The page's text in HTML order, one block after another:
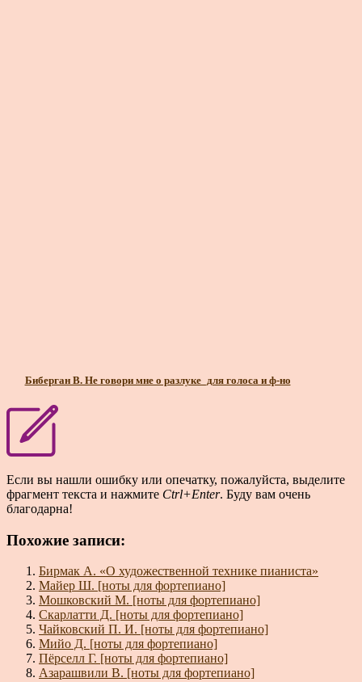
Биберган В. Не говори мне о разлуке_для голоса и ф-но
Если вы нашли ошибку или опечатку, пожалуйста, выделите
фрагмент текста и нажмите Ctrl+Enter. Буду вам очень
благодарна!
Похожие записи:
Бирмак А. «О художественной технике пианиста»
Майер Ш. [ноты для фортепиано]
Мошковский М. [ноты для фортепиано]
Скарлатти Д. [ноты для фортепиано]
Чайковский П. И. [ноты для фортепиано]
Мийо Д. [ноты для фортепиано]
Пёрселл Г. [ноты для фортепиано]
Азарашвили В. [ноты для фортепиано]